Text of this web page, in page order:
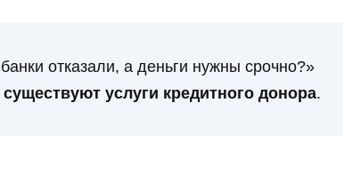
отказали, а деньги нужны срочно?»
услуги кредитного донора.